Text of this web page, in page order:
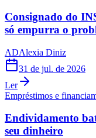
Consignado do
só empurra o
ADAlexia Diniz
31 de jul. de 2026
Ler
Empréstimos e
Endividamento
seu dinheiro